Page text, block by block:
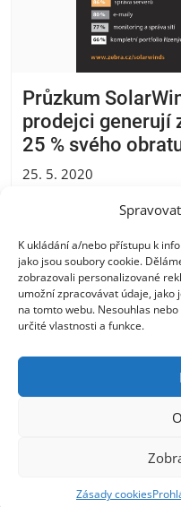
K ukládání a/nebo přístupu k
jako jsou soubory cookie.
zobrazovali personalizované
umožní zpracovávat údaje, jako
na tomto webu. Nesouhlas
určité vlastnosti a funkce.
Zásady cookies
Průzkum
prodejci generují
25 % svého
25. 5. 2020
Průzkum SolarWinds
z řízených služeb již 25
automatizovaných
až 23 hodin týdně
Společnost SolarWinds
poskytovatele služeb,
průzkumu 2019 Trends
Centrála
Opavská
info@zebra.cz